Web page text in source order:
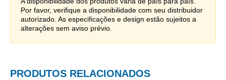
Por favor, verifique a disponibilidade com seu distribuidor
autorizado. As especificações e design estão sujeitos a
alterações sem aviso prévio.
PRODUTOS RELACIONADOS